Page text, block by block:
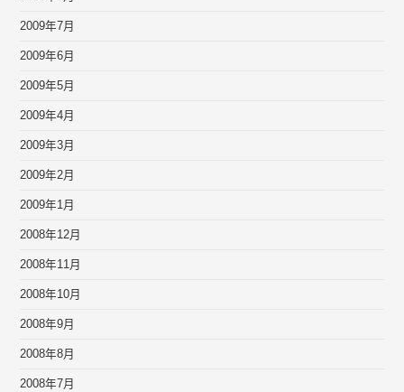
2009年7月
2009年6月
2009年5月
2009年4月
2009年3月
2009年2月
2009年1月
2008年12月
2008年11月
2008年10月
2008年9月
2008年8月
2008年7月